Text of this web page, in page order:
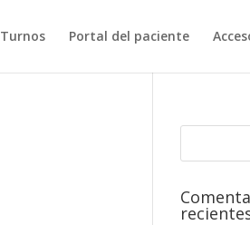
Turnos Portal del paciente